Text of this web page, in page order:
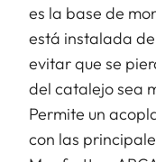
es la base de
está instalada
evitar que se
del catalejo sea
Permite un
con las